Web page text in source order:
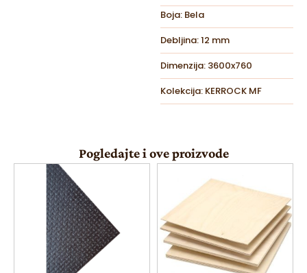
Boja: Bela
Debljina: 12 mm
Dimenzija: 3600x760
Kolekcija: KERROCK MF
Pogledajte i ove proizvode